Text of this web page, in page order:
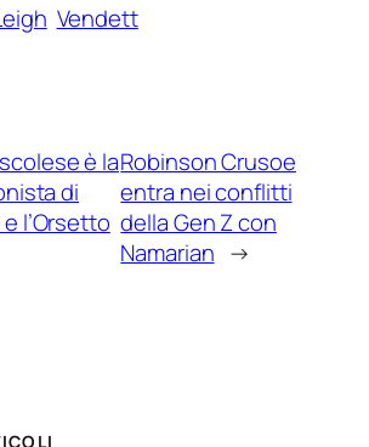
Vendett
è la
di
l’Orsetto
Robinson Crusoe
entra nei conflitti
della Gen Z con
Namarian →